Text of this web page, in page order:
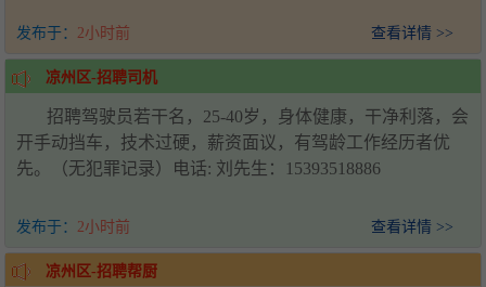
发布于： 2小时前 查看详情 >>
凉州区-招聘司机
招聘驾驶员若干名，25-40岁，身体健康，干净利落，会
开手动挡车，技术过硬，薪资面议，有驾龄工作经历者优
先。（无犯罪记录）电话: 刘先生：15393518886
发布于： 2小时前 查看详情 >>
凉州区-招聘帮厨